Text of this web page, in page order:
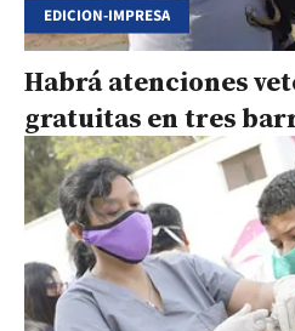
EDICION-IMPRESA
Habrá atenciones
gratuitas en tres